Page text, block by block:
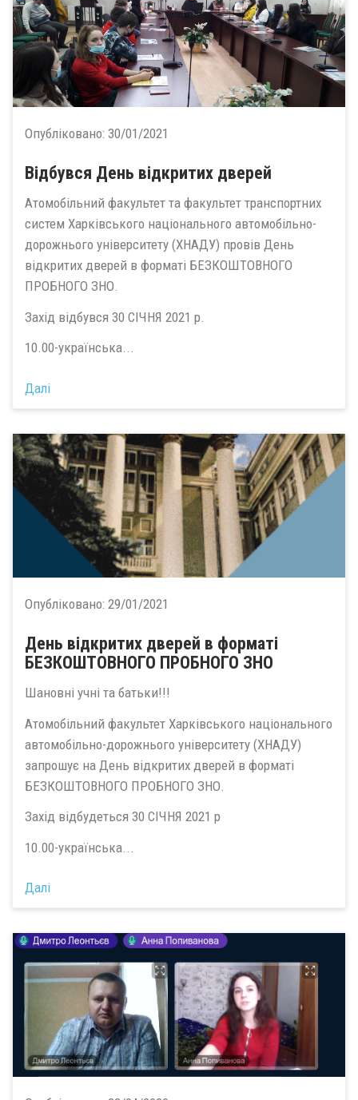
Опубліковано: 30/01/2021
Відбувся День відкритих дверей
Атомобільний факультет та факультет транспортних
систем Харківського національного автомобільно-
дорожнього університету (ХНАДУ) провів День
відкритих дверей в форматі БЕЗКОШТОВНОГО
ПРОБНОГО ЗНО.
Захід відбувся 30 СІЧНЯ 2021 р.
10.00-українська...
Далі
Опубліковано: 29/01/2021
День відкритих дверей в форматі
БЕЗКОШТОВНОГО ПРОБНОГО ЗНО
Шановні учні та батьки!!!
Атомобільний факультет Харківського національного
автомобільно-дорожнього університету (ХНАДУ)
запрошує на День відкритих дверей в форматі
БЕЗКОШТОВНОГО ПРОБНОГО ЗНО.
Захід відбудеться 30 СІЧНЯ 2021 р
10.00-українська...
Далі